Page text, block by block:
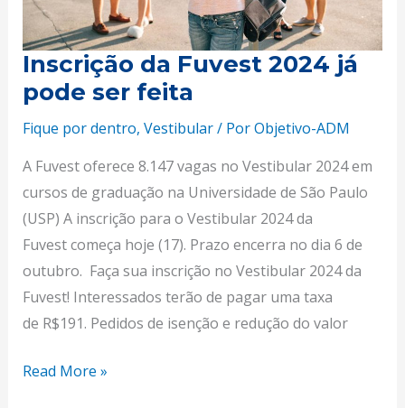
Inscrição da Fuvest 2024 já
pode ser feita
Fique por dentro, Vestibular/ PorObjetivo-ADM
A Fuvest oferece 8.147 vagas no Vestibular 2024 em
cursos de graduação na Universidade de São Paulo
(USP) A inscrição para o Vestibular 2024 da
Fuvest começa hoje (17). Prazo encerra no dia 6 de
outubro. Faça sua inscrição no Vestibular 2024 da
Fuvest! Interessados terão de pagar uma taxa
de R$191. Pedidos de isenção e redução do valor
Read More »